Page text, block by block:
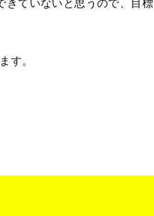
きていないと思うので、目標
す。